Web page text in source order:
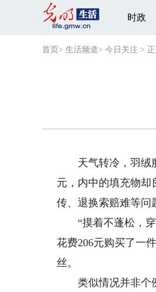
时政
首页 > 生活频道> 今日关注 >
天气转冷，羽绒服
元，内中的填充物却
传、退换索赔难等问
“摸着不蓬松，穿
花费206元购买了一
丝。
类似情况并非个例